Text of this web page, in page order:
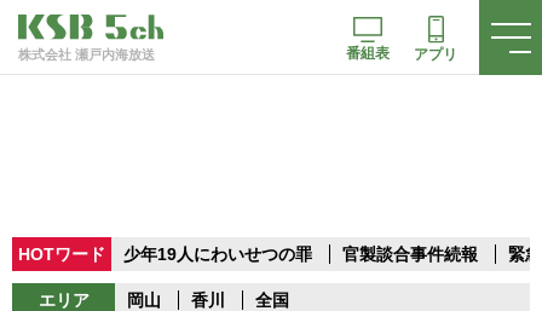
株式会社 瀬戸内海放送 番組表 アプリ
HOTワード 少年19人にわいせつの罪 官製談合事件続報 緊
エリア 岡山 香川 全国